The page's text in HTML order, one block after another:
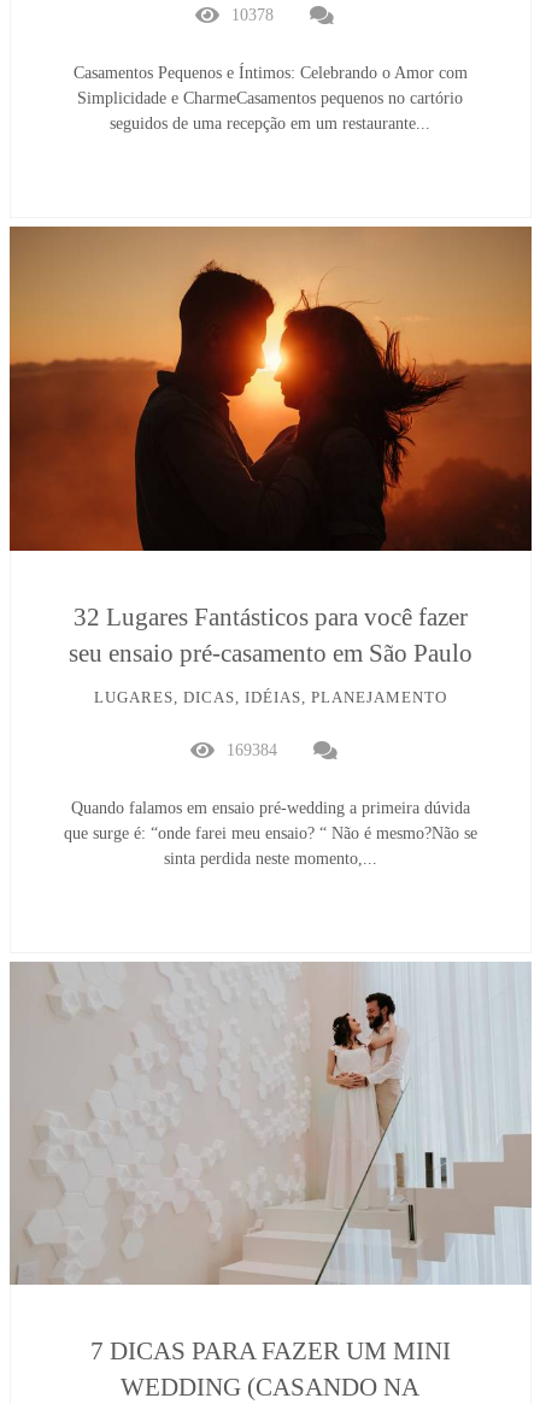
10378
Casamentos Pequenos e Íntimos: Celebrando o Amor com
Simplicidade e CharmeCasamentos pequenos no cartório
seguidos de uma recepção em um restaurante...
32 Lugares Fantásticos para você fazer
seu ensaio pré-casamento em São Paulo
LUGARES, DICAS, IDÉIAS, PLANEJAMENTO
169384
Quando falamos em ensaio pré-wedding a primeira dúvida
que surge é: “onde farei meu ensaio? “ Não é mesmo?Não se
sinta perdida neste momento,...
7 DICAS PARA FAZER UM MINI
WEDDING (CASANDO NA